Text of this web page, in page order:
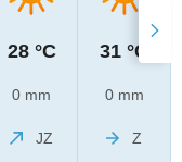
28 °C
0 mm
JZ
31 °C
0 mm
Z